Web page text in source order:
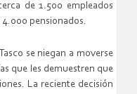
de 1.500 empleados
pensionados.
se niegan a moverse
que les demuestren que
La reciente decisión